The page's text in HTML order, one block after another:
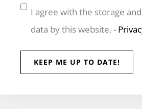
ROAV
I agree with the storage
data by this website. -